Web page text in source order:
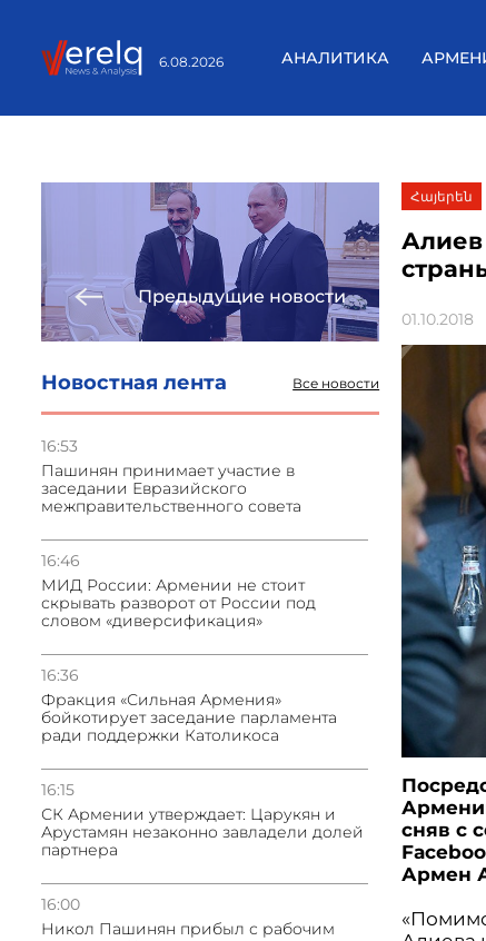
6.08.2026 АНАЛИТИКА
Предыдущие новости
Новостная лента Все новости
16:53
Пашинян принимает участие в
заседании Евразийского
межправительственного совета
16:46
МИД России: Армении не стоит
скрывать разворот от России под
словом «диверсификация»
16:36
Фракция «Сильная Армения»
бойкотирует заседание парламента
ради поддержки Католикоса
16:15
СК Армении утверждает: Царукян и
Арустамян незаконно завладели долей
партнера
16:00
Никол Пашинян прибыл с рабочим
Հայերեն
01.10.2018
сняв с
Армен